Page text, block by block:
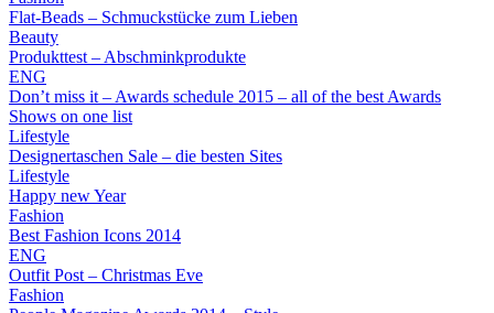
Flat-Beads – Schmuckstücke zum Lieben
Beauty
Produkttest – Abschminkprodukte
ENG
Don’t miss it – Awards schedule 2015 – all of the best Awards
Shows on one list
Lifestyle
Designertaschen Sale – die besten Sites
Lifestyle
Happy new Year
Fashion
Best Fashion Icons 2014
ENG
Outfit Post – Christmas Eve
Fashion